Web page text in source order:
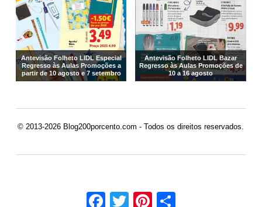
Antevisão Folheto LIDL Especial
Regresso às Aulas Promoções a
partir de 10 agosto e 7 setembro
Antevisão Folheto LIDL Bazar
Regresso às Aulas Promoções de
10 a 16 agosto
© 2013-2026 Blog200porcento.com - Todos os direitos reservados.
Facebook Twitter Pinterest